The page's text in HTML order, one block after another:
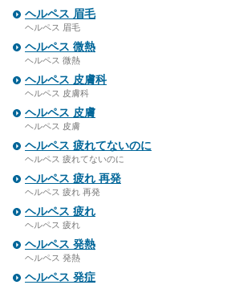
ヘルペス 眉毛
ヘルペス 眉毛
ヘルペス 微熱
ヘルペス 微熱
ヘルペス 皮膚科
ヘルペス 皮膚科
ヘルペス 皮膚
ヘルペス 皮膚
ヘルペス 疲れてないのに
ヘルペス 疲れてないのに
ヘルペス 疲れ 再発
ヘルペス 疲れ 再発
ヘルペス 疲れ
ヘルペス 疲れ
ヘルペス 発熱
ヘルペス 発熱
ヘルペス 発症